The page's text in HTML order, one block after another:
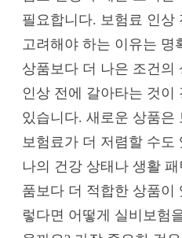
필요합니다. 보험료 인상
고려해야 하는 이유는 명
상품보다 더 나은 조건의
인상 전에 갈아타는 것이
있습니다. 새로운 상품은
보험료가 더 저렴할 수도
나의 건강 상태나 생활
품보다 더 적합한 상품이
렇다면 어떻게 실비보험